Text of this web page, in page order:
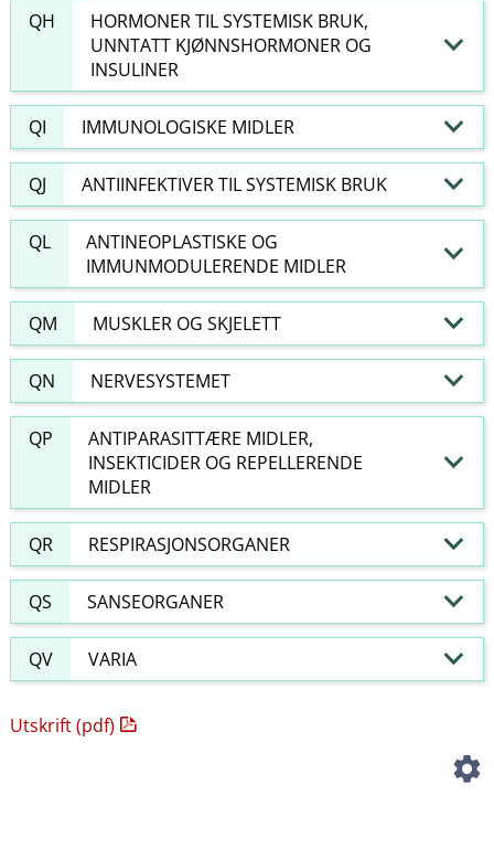
QH
HORMONER TIL SYSTEMISK BRUK,
UNNTATT KJØNNSHORMONER OG
INSULINER
QI IMMUNOLOGISKE MIDLER
QJ ANTIINFEKTIVER TIL SYSTEMISK BRUK
QL
ANTINEOPLASTISKE OG
IMMUNMODULERENDE MIDLER
QM MUSKLER OG SKJELETT
QN NERVESYSTEMET
QP
ANTIPARASITTÆRE MIDLER,
INSEKTICIDER OG REPELLERENDE
MIDLER
QR RESPIRASJONSORGANER
QS SANSEORGANER
QV VARIA
Utskrift (pdf)